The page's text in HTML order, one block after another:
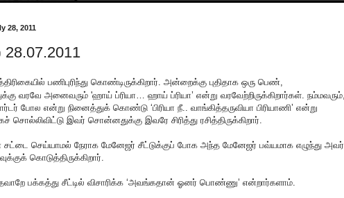
28, 2011
பணிபுரிந்து கொண்டிருக்கிறார். அன்றைக்கு புதிதாக ஒரு பெண்,
வரவே அனைவரும் 'ஹாய் ப்ரியா… ஹாய் ப்ரியா’ என்று வரவேற்றிருக்கிறார்கள். நம்மவரும்,
போல என்று நினைத்துக் கொண்டு ‘பிரியா நீ.. வாங்கித்தருவியா பிரியாணி’ என்று
இவர் சொன்னதுக்கு இவரே சிரித்து ரசித்திருக்கிறார்.
செய்யாமல் நேராக மேனேஜர் சீட்டுக்குப் போக அந்த மேனேஜர் பவ்யமாக எழுந்து அவர்
கொடுத்திருக்கிறார்.
பக்கத்து சீட்டில் விசாரிக்க ‘அவங்கதான் ஓனர் பொண்ணு’ என்றார்களாம்.